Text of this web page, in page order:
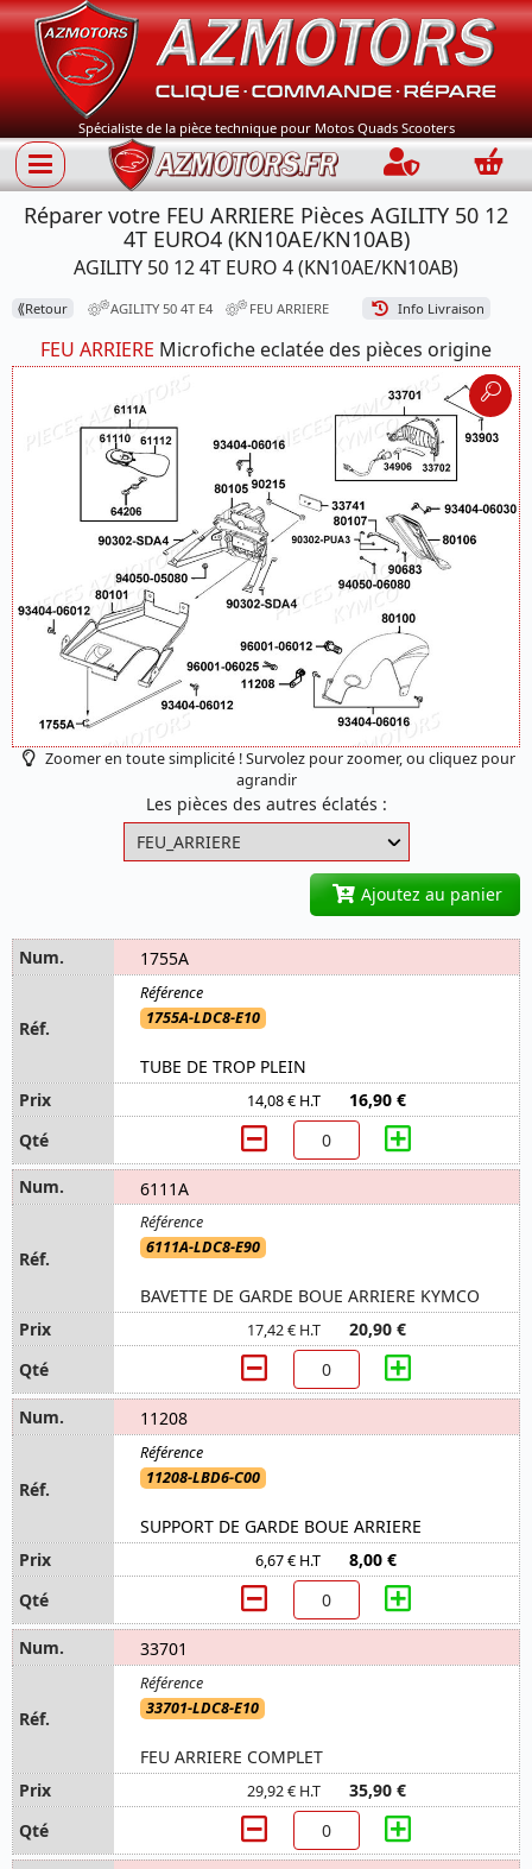
Spécialiste de la pièce technique pour Motos Quads Scooters
Connection
Réparer votre FEU ARRIERE Pièces AGILITY 50 12
4T EURO4 (KN10AE/KN10AB)
AGILITY 50 12 4T EURO 4 (KN10AE/KN10AB)
⟪Retour AGILITY 50 4T E4 FEU ARRIERE Info Livraison
FEU ARRIERE Microfiche eclatée des pièces origine
Zoomer en toute simplicité ! Survolez pour zoomer, ou cliquez pour
agrandir
Les pièces des autres éclatés :
Ajoutez au panier
1755A
1755A-LDC8-E10
TUBE DE TROP PLEIN
14,08 € H.T 16,90 €
6111A
6111A-LDC8-E90
BAVETTE DE GARDE BOUE ARRIERE KYMCO
17,42 € H.T 20,90 €
11208
11208-LBD6-C00
SUPPORT DE GARDE BOUE ARRIERE
6,67 € H.T 8,00 €
33701
33701-LDC8-E10
FEU ARRIERE COMPLET
29,92 € H.T 35,90 €